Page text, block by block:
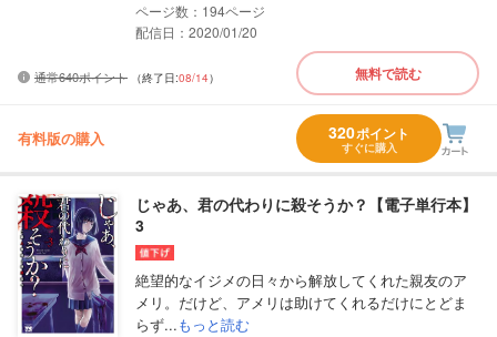
194
配信日：2020/01/20
通常640ポイント （終了日:08/14） 無料で読む
有料版の購入 320ポイント
すぐに購入
じゃあ、君の代わりに殺そうか？【電子単行本】
3
絶望的なイジメの日々から解放してくれた親友のア
メリ。だけど、アメリは助けてくれるだけにとどま
らず...もっと読む